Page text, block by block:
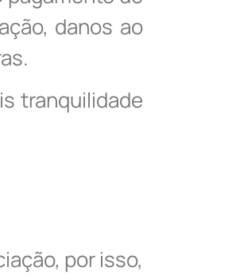
danos ao
tranquilidade
por isso,